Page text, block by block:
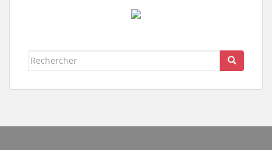
Rechercher...